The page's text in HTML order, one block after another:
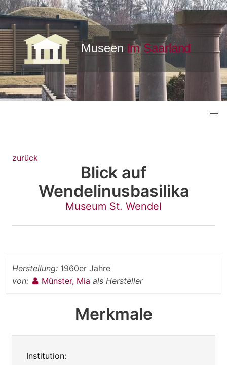
zurück
Blick auf
Wendelinusbasilika
Museum St. Wendel
Herstellung: 1960er Jahre
von:
Münster, Mia als Hersteller
Merkmale
Institution: